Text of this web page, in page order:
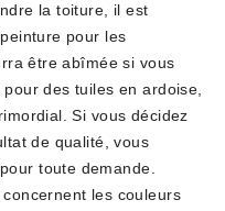
la toiture, il est
pour les
être abîmée si vous
des tuiles en ardoise,
Si vous décidez
de qualité, vous
toute demande.
les couleurs